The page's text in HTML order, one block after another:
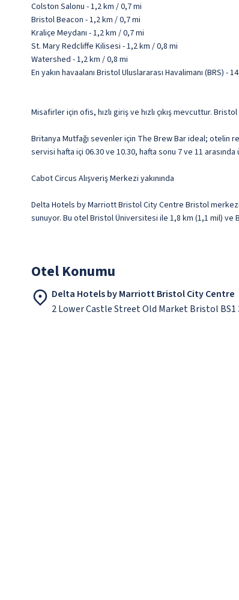
Colston Salonu - 1,2 km / 0,7 mi
Bristol Beacon - 1,2 km / 0,7 mi
Kraliçe Meydanı - 1,2 km / 0,7 mi
St. Mary Redcliffe Kilisesi - 1,2 km / 0,8 mi
Watershed - 1,2 km / 0,8 mi
En yakın havaalanı Bristol Uluslararası Havalimanı (BRS) -
Misafirler için ofis, hızlı giriş ve hızlı çıkış mevcuttur.
Britanya Mutfağı sevenler için The Brew Bar ideal; otelin
servisi hafta içi 06.30 ve 10.30, hafta sonu 7 ve 11
Cabot Circus Alışveriş Merkezi yakınında
Delta Hotels by Marriott Bristol City Centre Bristol
sunuyor. Bu otel Bristol Üniversitesi ile 1,8 km (1,1 mil)
Otel Konumu
Delta Hotels by Marriott Bristol City Centre
2 Lower Castle Street Old Market Bristol BS1